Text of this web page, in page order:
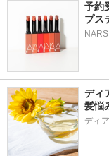
予約
プス
NARS
ディ
髪悩
ディ